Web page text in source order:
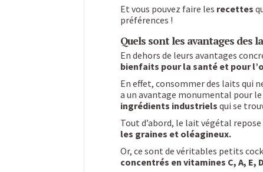
Et vous pouvez faire les recettes
préférences !
Quels sont les avantages des
En dehors de leurs avantages
bienfaits pour la santé et pour
En effet, consommer des laits qui
a un avantage monumental pour
ingrédients industriels qui se
Tout d’abord, le lait végétal
les graines et oléagineux.
Or, ce sont de véritables petits
concentrés en vitamines C, A, E,